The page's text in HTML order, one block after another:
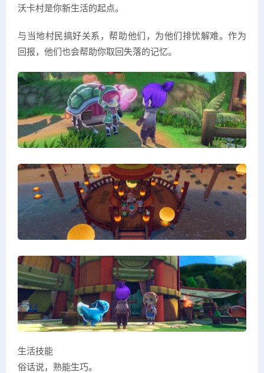
沃卡村是你新生活的起点。
与当地村民搞好关系，帮助他们，为他们排忧解难。作为
回报，他们也会帮助你取回失落的记忆。
生活技能
俗话说，熟能生巧。